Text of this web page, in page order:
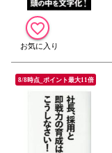
8/8時点_ポイント最大11倍